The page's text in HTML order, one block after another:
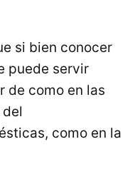
si bien conocer
puede servir
de como en las
como en la